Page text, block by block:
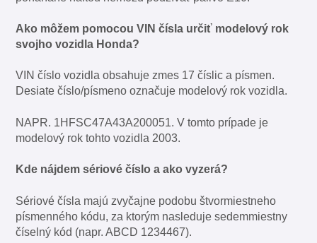
Ako môžem pomocou VIN čísla určiť modelový rok
svojho vozidla Honda?
VIN číslo vozidla obsahuje zmes 17 číslic a písmen.
Desiate číslo/písmeno označuje modelový rok vozidla.
NAPR. 1HFSC47A43A200051. V tomto prípade je
modelový rok tohto vozidla 2003.
Kde nájdem sériové číslo a ako vyzerá?
Sériové čísla majú zvyčajne podobu štvormiestneho
písmenného kódu, za ktorým nasleduje sedemmiestny
číselný kód (napr. ABCD 1234467).